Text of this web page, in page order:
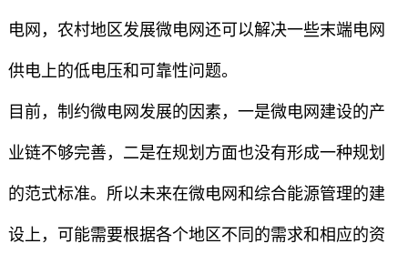
电网，农村地区发展微电网还可以解决一些末端电网
供电上的低电压和可靠性问题。
目前，制约微电网发展的因素，一是微电网建设的产
业链不够完善，二是在规划方面也没有形成一种规划
的范式标准。所以未来在微电网和综合能源管理的建
设上，可能需要根据各个地区不同的需求和相应的资